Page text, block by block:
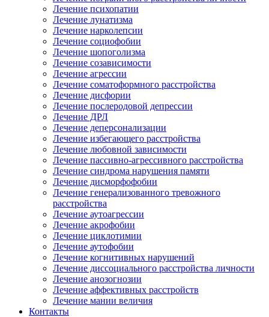
Лечение психопатии
Лечение лунатизма
Лечение нарколепсии
Лечение социофобии
Лечение шопоголизма
Лечение созависимости
Лечение агрессии
Лечение соматоформного расстройства
Лечение дисфории
Лечение послеродовой депрессии
Лечение ДРЛ
Лечение деперсонализации
Лечение избегающего расстройства
Лечение любовной зависимости
Лечение пассивно-агрессивного расстройства
Лечение синдрома нарушения памяти
Лечение дисморфофобии
Лечение генерализованного тревожного
расстройства
Лечение аутоагрессии
Лечение акрофобии
Лечение циклотимии
Лечение аутофобии
Лечение когнитивных нарушений
Лечение диссоциального расстройства личности
Лечение анозогнозии
Лечение аффективных расстройств
Лечение мании величия
Контакты